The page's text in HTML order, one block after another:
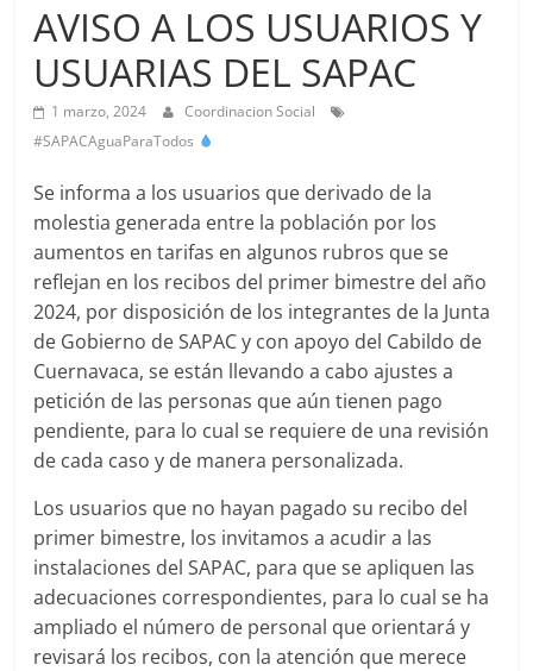
Potable
Alcantarillado
del
Municipio
Cuernavaca
AVISO A LOS USUARIOS Y
USUARIAS DEL SAPAC
1 marzo, 2024
Coordinacion Social
#SAPACAguaParaTodos
Se informa a los usuarios que derivado de la
molestia generada entre la población por los
aumentos en tarifas en algunos rubros que se
reflejan en los recibos del primer bimestre del año
2024, por disposición de los integrantes de la Junta
de Gobierno de SAPAC y con apoyo del Cabildo de
Cuernavaca, se están llevando a cabo ajustes a
petición de las personas que aún tienen pago
pendiente, para lo cual se requiere de una revisión
de cada caso y de manera personalizada.
Los usuarios que no hayan pagado su recibo del
primer bimestre, los invitamos a acudir a las
instalaciones del SAPAC, para que se apliquen las
adecuaciones correspondientes, para lo cual se ha
ampliado el número de personal que orientará y
revisará los recibos, con la atención que merece